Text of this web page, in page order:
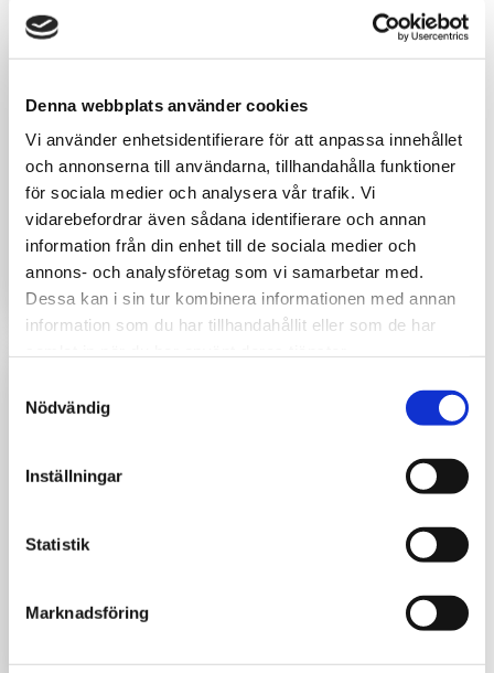
Denna webbplats använder cookies
Vi använder enhetsidentifierare för att anpassa innehållet
och annonserna till användarna, tillhandahålla funktioner
för sociala medier och analysera vår trafik. Vi
vidarebefordrar även sådana identifierare och annan
information från din enhet till de sociala medier och
annons- och analysföretag som vi samarbetar med.
Dessa kan i sin tur kombinera informationen med annan
information som du har tillhandahållit eller som de har
Nödvändig
Inställningar
Statistik
Marknadsföring
CASES
PROJEKT
krav – från båda parter
På Järvgatan i Landskrona har
Acrinova projekterat och uppfört
en kontors- och lagerbyggnad för
den...
Acrinova handelsfastigheten
handelsplatser. Utöver...
Läs mer ➝